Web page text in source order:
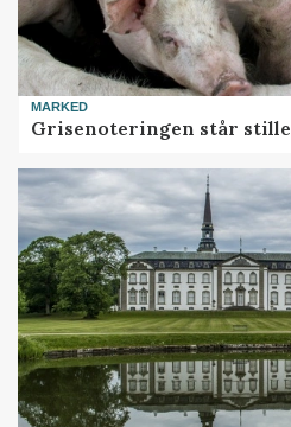
MARKED
Grisenoteringen står stille